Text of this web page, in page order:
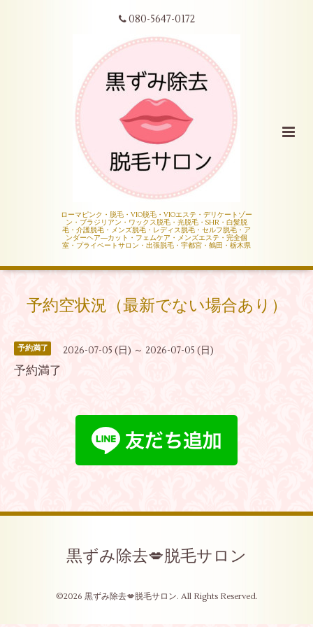
080-5647-0172
ローマピンク・脱毛・VIO脱毛・VIOエステ・デリケートゾー
ン・ブラジリアン・ワックス脱毛・光脱毛・SHR・白髪脱
毛・介護脱毛・メンズ脱毛・レディス脱毛・セルフ脱毛・ア
ンダーヘア―カット・フェムケア・メンズエステ・完全個
室・プライベートサロン・出張脱毛・宇都宮・鶴田・栃木県
予約空状況（最新でない場合あり）
予約満了 2026-07-05 (日) ～ 2026-07-05 (日)
予約満了
黒ずみ除去💋脱毛サロン
©2026 黒ずみ除去💋脱毛サロン. All Rights Reserved.